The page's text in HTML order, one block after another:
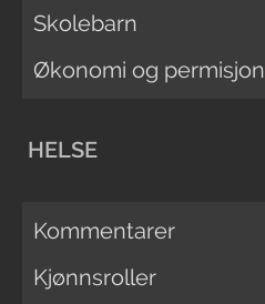
Skolebarn
Økonomi og permisjon
HELSE
Kommentarer
Kjønnsroller